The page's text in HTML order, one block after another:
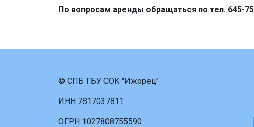
По вопросам аренды обращаться по тел. 645-
© СПБ ГБУ СОК "Ижорец"
ИНН 7817037811
ОГРН 1027808755590